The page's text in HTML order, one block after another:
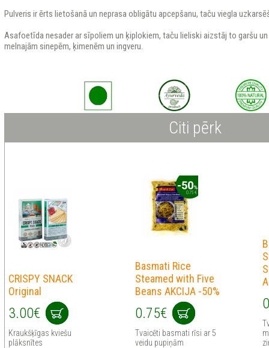
Pulveris ir ērts lietošanā un neprasa obligātu apcepšanu, taču viegla
Asafoetīda nesader ar sīpoliem un ķiplokiem, taču lieliski aizstāj to garšu
melnajām sinepēm, ķimenēm un ingveru.
Citi pērk
CRISPY SNACK
Original
3.00€
Kraukšķīgas kviešu
plāksnītes
Basmati Rice
Steamed with Five
Beans AKCIJA -50%
0.75€
Tvaicēti basmati rīsi ar 5
veidu pupiņām